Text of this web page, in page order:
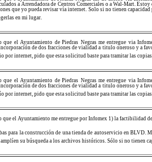
a Arrendadora de Centros Comerciales o a Wal-Mart.
que yo pueda revisar vía internet. Solo si no tienen
en mi lugar.
que el Ayuntamiento de Piedras Negras me entregue via
de dos fracciones de vialidad a titulo oneroso y a
por internet, pido que esta solicitud baste para tramitar las
que el Ayuntamiento de Piedras Negras me entregue via
de dos fracciones de vialidad a titulo oneroso y a
por internet, pido que esta solicitud baste para tramitar las
que el Ayuntamiento me entregue por Infomex 1) la factibilidad
para la construcción de una tienda de autoservicio en BLVD.
amplíen su búsqueda a los archivos históricos. Sólo si no tienen